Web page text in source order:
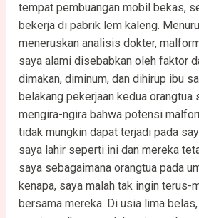
tempat pembuangan mobil bekas,
bekerja di pabrik lem kaleng.
meneruskan analisis dokter,
saya alami disebabkan oleh faktor
dimakan, diminum, dan dihirup ibu
belakang pekerjaan kedua orangtua
mengira-ngira bahwa potensi
tidak mungkin dapat terjadi pada
saya lahir seperti ini dan mereka
saya sebagaimana orangtua pada
kenapa, saya malah tak ingin terus-
bersama mereka. Di usia lima